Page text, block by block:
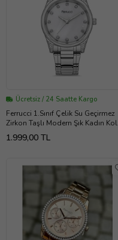
Ücretsiz / 24 Saatte Kargo
Ferrucci 1.Sınıf Çelik Su Geçirmez
Zirkon Taşlı Modern Şık Kadın Kol
Saat (Gümüş)
1.999,00 TL